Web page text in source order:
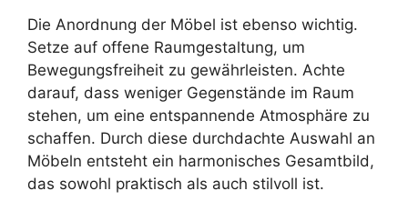
Die Anordnung der Möbel ist ebenso wichtig.
Setze auf offene Raumgestaltung, um
Bewegungsfreiheit zu gewährleisten. Achte
darauf, dass weniger Gegenstände im Raum
stehen, um eine entspannende Atmosphäre zu
schaffen. Durch diese durchdachte Auswahl an
Möbeln entsteht ein harmonisches Gesamtbild,
das sowohl praktisch als auch stilvoll ist.